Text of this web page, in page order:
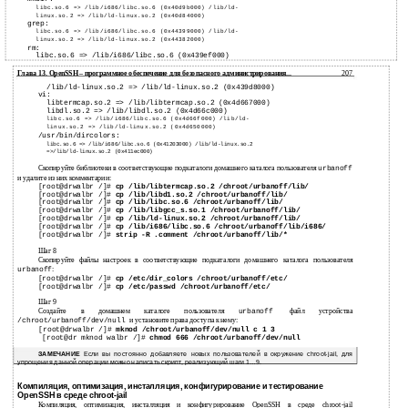
libc.so.6 => /lib/i686/libc.so.6 (0x40d9b000) /lib/ld-
linux.so.2 => /lib/ld-linux.so.2 (0x40d84000)
grep:
libc.so.6 => /lib/i686/libc.so.6 (0x44399000) /lib/ld-
linux.so.2 => /lib/ld-linux.so.2 (0x44382000)
rm:
libc.so.6 => /lib/i686/libc.so.6 (0x439ef000)
Глава 13. OpenSSH – программное обеспечение для безопасного администрирования... 207
/lib/ld-linux.so.2 => /lib/ld-linux.so.2 (0x439d8000)
vi:
libtermcap.so.2 => /lib/libtermcap.so.2 (0x4d667000)
libdl.so.2 => /lib/libdl.so.2 (0x4d66c000)
libc.so.6 => /lib/i686/libc.so.6 (0x4d66f000) /lib/ld-
linux.so.2 => /lib/ld-linux.so.2 (0x4d650000)
/usr/bin/dircolors:
libc.so.6 => /lib/i686/libc.so.6 (0x41203000) /lib/ld-linux.so.2
=>/lib/ld-linux.so.2 (0x411ec000)
Скопируйте библиотеки в соответствующие подкаталоги домашнего каталога пользователяurbanoff
и удалите из них комментарии:
[root@drwalbr /]# cp /lib/libtermcap.so.2 /chroot/urbanoff/lib/
[root@drwalbr /]# cp /lib/libd1.so.2 /chroot/urbanoff/lib/
[root@drwalbr /]# cp /lib/libc.so.6 /chroot/urbanoff/lib/
[root@drwalbr /]# cp /lib/libgcc_s.so.1 /chroot/urbanoff/lib/
[root@drwalbr /]# cp /lib/ld-linux.so.2 /chroot/urbanoff/lib/
[root@drwalbr /]# cp /lib/i686/libc.so.6 /chroot/urbanoff/lib/i686/
[root@drwalbr /]# strip -R .comment /chroot/urbanoff/lib/*
Шаг 8
Скопируйте файлы настроек в соответствующие подкаталоги домашнего каталога пользователя
urbanoff:
[root@drwalbr /]# cp /etc/dir_colors /chroot/urbanoff/etc/
[root@drwalbr /]# cp /etc/passwd /chroot/urbanoff/etc/
Шаг 9
Создайте в домашнем каталоге пользователя urbanoffфайл устройства
/chroot/urbanoff/dev/nullи установите права доступа к нему:
[root@drwalbr /]#mknod /chroot/urbanoff/dev/null c 1 3
[root@dr mknod walbr /]#chmod 666 /chroot/urbanoff/dev/null
ЗАМЕЧАНИЕ Если вы постоянно добавляете новых пользователей в окружение chroot-jail, для
упрощения данной операции можно написать скрипт, реализующий шаги 1…9.
Компиляция, оптимизация, инсталляция, конфигурирование и тестирование
OpenSSH в среде chroot-jail
Компиляция, оптимизация, инсталляция и конфигурирование OpenSSH в среде chroot-jail